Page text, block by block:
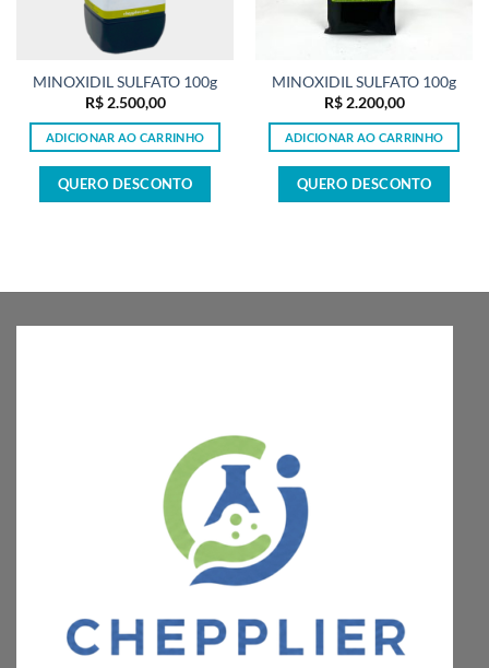
MINOXIDIL SULFATO 100g
R$2.500,00
ADICIONAR AO CARRINHO
QUERO DESCONTO
MINOXIDIL SULFATO 100g
R$2.200,00
ADICIONAR AO CARRINHO
QUERO DESCONTO